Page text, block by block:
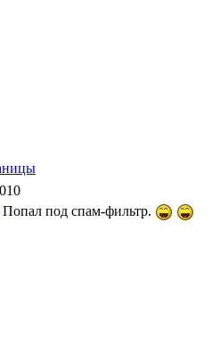
Попал под спам-фильтр.